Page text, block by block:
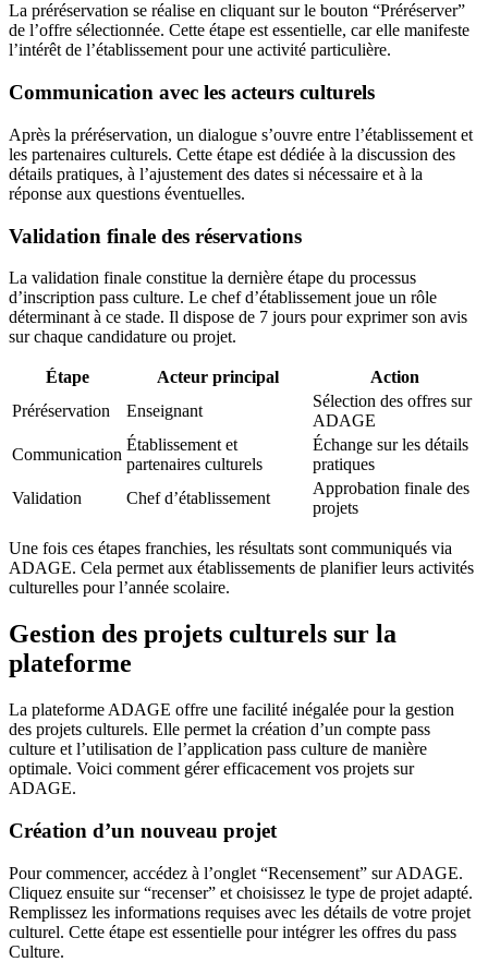
La préréservation se réalise en cliquant sur le bouton “Préréserver”
de l’offre sélectionnée. Cette étape est essentielle, car elle manifeste
l’intérêt de l’établissement pour une activité particulière.
Communication avec les acteurs culturels
Après la préréservation, un dialogue s’ouvre entre l’établissement et
les partenaires culturels. Cette étape est dédiée à la discussion des
détails pratiques, à l’ajustement des dates si nécessaire et à la
réponse aux questions éventuelles.
Validation finale des réservations
La validation finale constitue la dernière étape du processus
d’inscription pass culture. Le chef d’établissement joue un rôle
déterminant à ce stade. Il dispose de 7 jours pour exprimer son avis
sur chaque candidature ou projet.
Étape Acteur principal
Action
Préréservation
Enseignant
Sélection des offres sur
ADAGE
Communication
Établissement et
partenaires culturels
Échange sur les détails
pratiques
Validation
Chef d’établissement
Approbation finale des
projets
Une fois ces étapes franchies, les résultats sont communiqués via
ADAGE. Cela permet aux établissements de planifier leurs activités
culturelles pour l’année scolaire.
Gestion des projets culturels sur la
plateforme
La plateforme ADAGE offre une facilité inégalée pour la gestion
des projets culturels. Elle permet la création d’un compte pass
culture et l’utilisation de l’application pass culture de manière
optimale. Voici comment gérer efficacement vos projets sur
ADAGE.
Création d’un nouveau projet
Pour commencer, accédez à l’onglet “Recensement” sur ADAGE.
Cliquez ensuite sur “recenser” et choisissez le type de projet adapté.
Remplissez les informations requises avec les détails de votre projet
culturel. Cette étape est essentielle pour intégrer les offres du pass
Culture.